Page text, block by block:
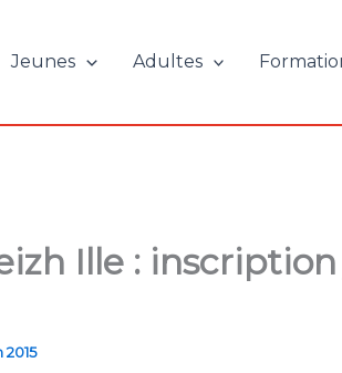
Jeunes Adultes
Ille :
2015